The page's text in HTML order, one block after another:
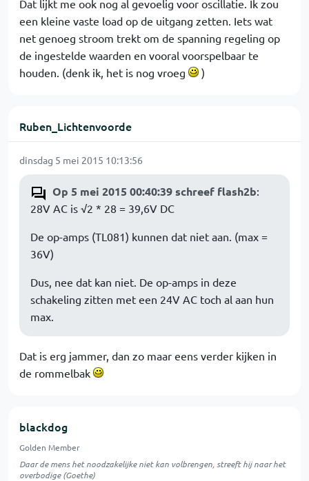
Dat lijkt me ook nog al gevoelig voor oscillatie. Ik zou
een kleine vaste load op de uitgang zetten. Iets wat
net genoeg stroom trekt om de spanning regeling op
de ingestelde waarden en vooral voorspelbaar te
houden. (denk ik, het is nog vroeg
)
Ruben_Lichtenvoorde
dinsdag 5 mei 2015 10:13:56
Op 5 mei 2015 00:40:39 schreef flash2b:
28V AC is √2 * 28 = 39,6V DC
De op-amps (TL081) kunnen dat niet aan. (max =
36V)
Dus, nee dat kan niet. De op-amps in deze
schakeling zitten met een 24V AC toch al aan hun
max.
Dat is erg jammer, dan zo maar eens verder kijken in
de rommelbak
blackdog
Golden Member
Daar de mens het noodzakelijke niet kan volbrengen, streeft hij naar het
overbodige (Goethe)